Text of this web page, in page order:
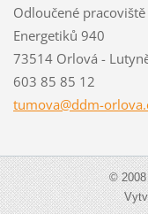
Odloučené
Energetiků 940
73514 Orlová -
603 85 85 12
tumova@ddm-orlov
© 2008